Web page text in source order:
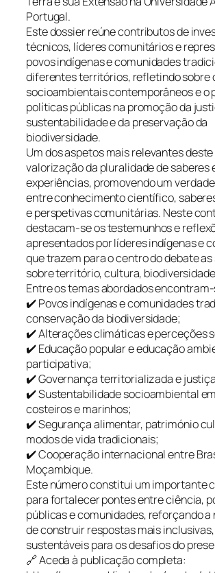
Portugal.
Este dossier reúne contributos de
técnicos, líderes comunitários e
povos indígenas e comunidades
diferentes territórios, refletindo sobre
socioambientais contemporâneos e o
políticas públicas na promoção da
sustentabilidade e da preservação da
biodiversidade.
Um dos aspetos mais relevantes
valorização da pluralidade de saberes
experiências, promovendo um
entre conhecimento científico,
e perspetivas comunitárias. Neste
destacam-se os testemunhos e
apresentados por líderes indígenas e
que trazem para o centro do debate
sobre território, cultura,
Entre os temas abordados
✔️ Povos indígenas e comunidades
conservação da biodiversidade;
✔️ Alterações climáticas e perceções
✔️ Educação popular e educação
participativa;
✔️ Governança territorializada e
✔️ Sustentabilidade socioambiental
costeiros e marinhos;
✔️ Segurança alimentar, património
modos de vida tradicionais;
✔️ Cooperação internacional entre
Moçambique.
Este número constitui um importante
para fortalecer pontes entre ciência,
públicas e comunidades, reforçando a
de construir respostas mais
sustentáveis para os desafios do
🔗 Aceda à publicação completa: